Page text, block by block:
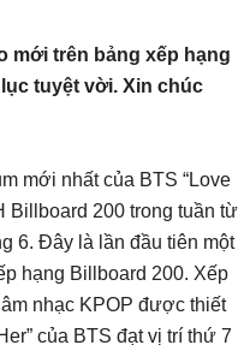
mới trên bảng xếp hạng
tuyệt vời. Xin chúc
mới nhất của BTS “Love
Billboard 200 trong tuần từ
6. Đây là lần đầu tiên một
hạng Billboard 200. Xếp
nhạc KPOP được thiết
của BTS đạt vị trí thứ 7